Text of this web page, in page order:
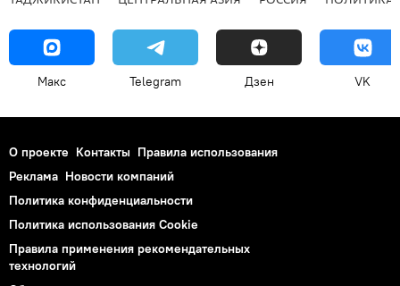
Макс Telegram Дзен VK
О проекте Контакты Правила использования
Реклама Новости компаний
Политика конфиденциальности
Политика использования Cookie
Правила применения рекомендательных
технологий